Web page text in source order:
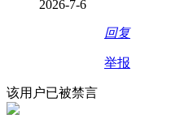
2026-7-6
回复
举报
该用户已被禁言